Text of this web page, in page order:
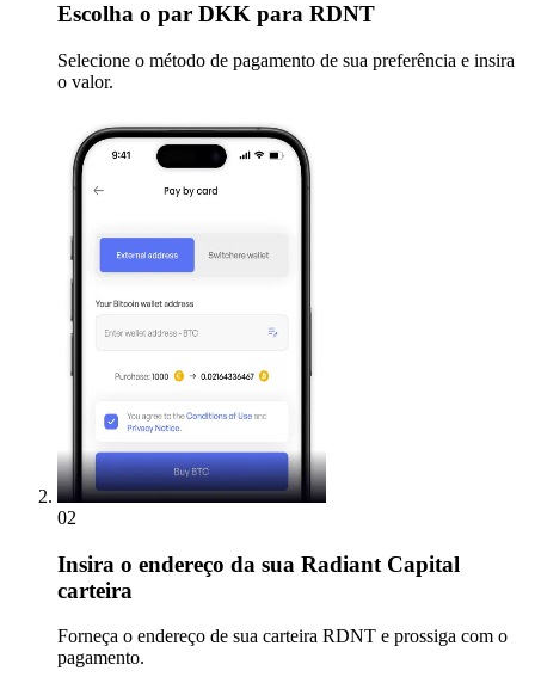
Escolha o par DKK para RDNT
Selecione o método de pagamento de sua preferência e insira
o valor.
02
Insira o endereço da sua Radiant Capital
carteira
Forneça o endereço de sua carteira RDNT e prossiga com o
pagamento.